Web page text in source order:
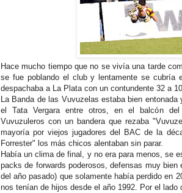
Hace mucho tiempo que no se vivía una tarde
se fue poblando el club y lentamente se cubría
despachaba a La Plata con un contundente 32 a
La Banda de las Vuvuzelas estaba bien
el Tata Vergara entre otros, en el balcón
Vuvuzuleros con un bandera que rezaba
mayoría por viejos jugadores del BAC de la
Forrester" los más chicos alentaban sin parar.
Había un clima de final, y no era para menos, se
packs de forwards poderosos, defensas muy
del año pasado) que solamente había perdido en
nos tenían de hijos desde el año 1992. Por el